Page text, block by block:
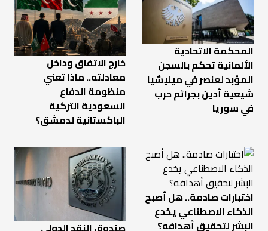
المحكمة الاتحادية
الألمانية تحكم بالسجن
المؤبد لعنصر في ميليشيا
شيعية أدين بجرائم حرب
في سوريا
خارج الاتفاق وداخل
معادلته.. ماذا تعني
منظومة الدفاع
السعودية التركية
الباكستانية لدمشق؟
اختبارات صادمة.. هل أصبح
الذكاء الاصطناعي يخدع
البشر لتحقيق أهدافه؟